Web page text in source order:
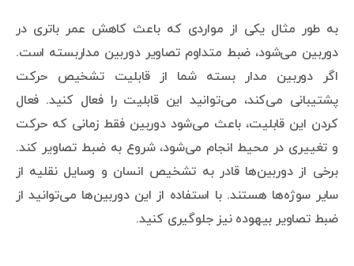
به طور مثال یکی از مواردی که باعث کاهش عمر باتری در
دوربین می‌شود، ضبط متداوم تصاویر دوربین مداربسته است.
اگر دوربین مدار بسته شما از قابلیت تشخیص حرکت
پشتیبانی می‌کند، می‌توانید این قابلیت را فعال کنید. فعال
کردن این قابلیت، باعث می‌شود دوربین فقط زمانی که حرکت
و تغییری در محیط انجام می‌شود، شروع به ضبط تصاویر کند.
برخی از دوربین‌ها قادر به تشخیص انسان و وسایل نقلیه از
سایر سوژه‌ها هستند. با استفاده از این دوربین‌ها می‌توانید از
ضبط تصاویر بیهوده نیز جلوگیری کنید.